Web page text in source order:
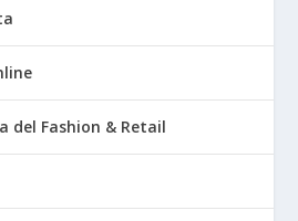
del Fashion & Retail